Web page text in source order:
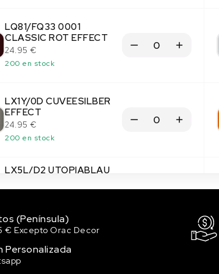
LQ81/FQ33 0001
CLASSIC ROT EFFECT
24.95 €
200 en stock
LX1Y/0D CUVEESILBER
EFFECT
24.95 €
200 en stock
LX5L/D2 UTOPIABLAU
LX5R/W1
MONDSCHEINBLAU
EFFECT
24.95 €
(Península)
€ Excepto Orac Decor